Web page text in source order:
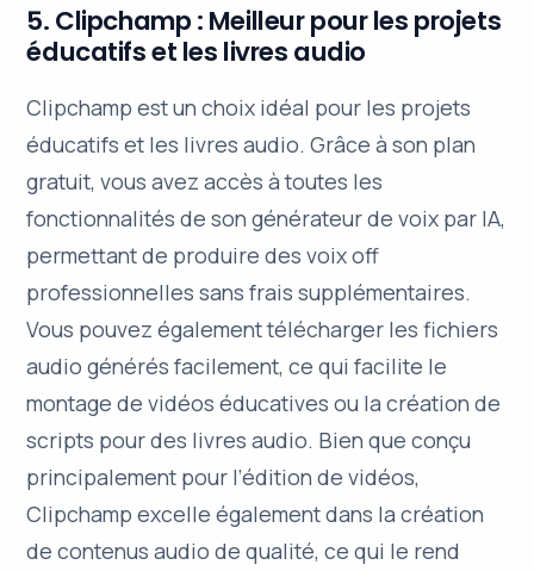
5. Clipchamp : Meilleur pour les projets
éducatifs et les livres audio
Clipchamp est un choix idéal pour les projets
éducatifs et les livres audio. Grâce à son plan
gratuit, vous avez accès à toutes les
fonctionnalités de son générateur de voix par IA,
permettant de produire desvoix off
professionnelles sans frais supplémentaires.
Vous pouvez également télécharger les fichiers
audio générés facilement, ce qui facilite le
montage de vidéos éducatives ou la création de
scripts pour des livres audio. Bien que conçu
principalement pour l’édition de vidéos,
Clipchamp excelle également dans la création
de contenus audio de qualité, ce qui le rend